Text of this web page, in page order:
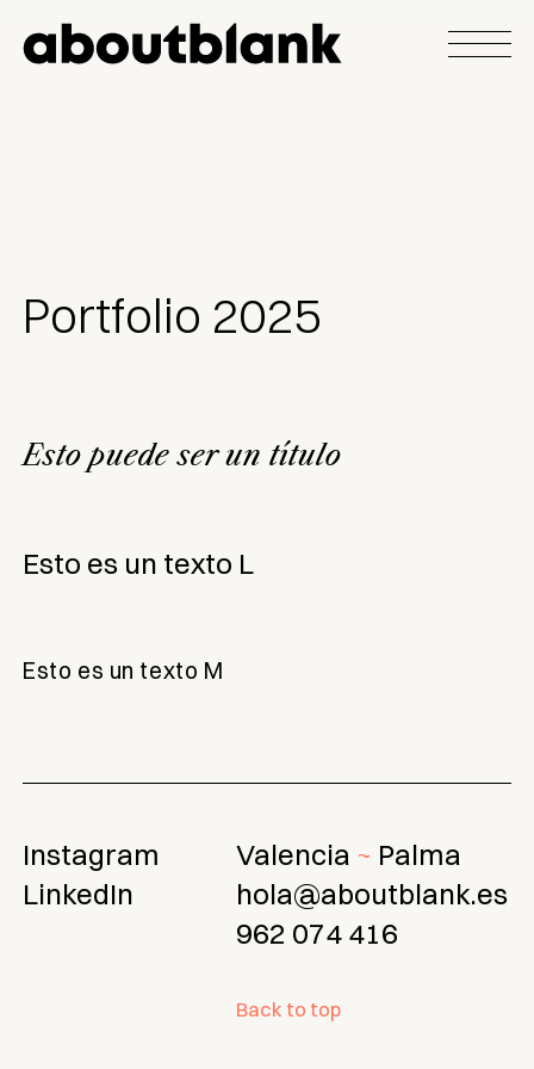
Portfolio 2025
Esto puede ser un título
Esto es un texto L
Esto es un texto M
Instagram
LinkedIn
Valencia
Palma
hola@aboutblank.es
962 074 416
Back to top